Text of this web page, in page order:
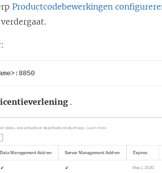
Productcodebewerkingen
.